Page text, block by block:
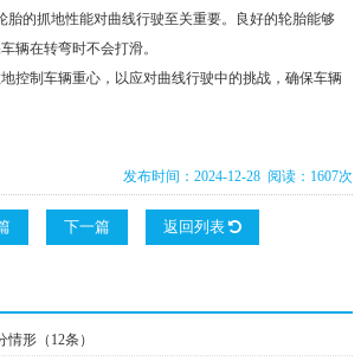
胎的抓地性能对曲线行驶至关重要。良好的轮胎能够
辆在转弯时不会打滑。
控制车辆重心，以应对曲线行驶中的挑战，确保车辆
发布时间：2024-12-28 阅读：1607次
下一篇 返回列表
形（12条）